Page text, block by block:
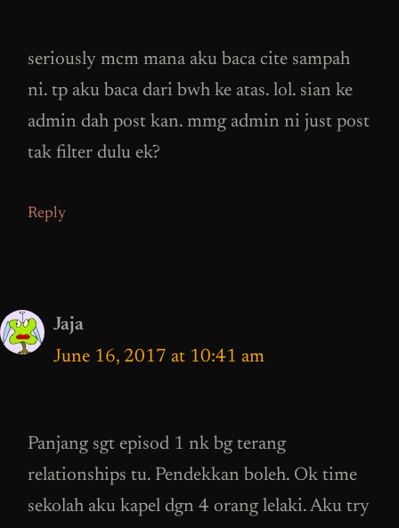
seriously mcm mana aku baca cite sampah
ni. tp aku baca dari bwh ke atas. lol. sian ke
admin dah post kan. mmg admin ni just post
tak filter dulu ek?
Reply
Jaja
June 16, 2017 at 10:41 am
Panjang sgt episod 1 nk bg terang
relationships tu. Pendekkan boleh. Ok time
sekolah aku kapel dgn 4 orang lelaki. Aku try